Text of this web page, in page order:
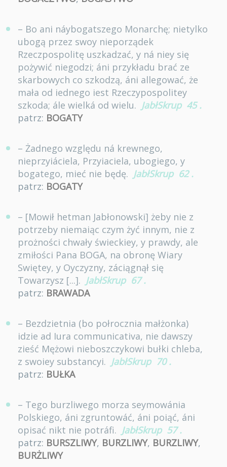
– Bo ani náybogatszego Monarchę; nietylko
ubogą przez swoy nieporządek
Rzeczpospolitę uszkadzać, y ná niey się
pożywić niegodzi; áni przykładu brać ze
skarbowych co szkodzą, áni allegować, że
mała od iednego iest Rzeczypospolitey
szkoda; ále wielká od wielu. JabłSkrup 45 .
patrz: BOGATY
– Żadnego względu ná krewnego,
nieprzyiáciela, Przyiaciela, ubogiego, y
bogatego, mieć nie będę. JabłSkrup 62 .
patrz: BOGATY
– [Mowił hetman Jabłonowski] żeby nie z
potrzeby niemaiąc czym żyć innym, nie z
prożności chwały świeckiey, y prawdy, ale
zmiłości Pana BOGA, na obronę Wiary
Swiętey, y Oyczyzny, záciągnął się
Towarzysz [...]. JabłSkrup 67 .
patrz: BRAWADA
– Bezdzietnia (bo połrocznia małżonka)
idzie ad Iura communicativa, nie dawszy
zieść Mężowi nieboszczykowi bułki chleba,
z swoiey substancyi. JabłSkrup 70 .
patrz: BUŁKA
– Tego burzliwego morza seymowánia
Polskiego, áni zgruntowáć, áni poiąć, áni
opisać nikt nie potráfi. JabłSkrup 57 .
patrz: BURSZLIWY, BURZLIWY, BURZLIWY,
BURŻLIWY